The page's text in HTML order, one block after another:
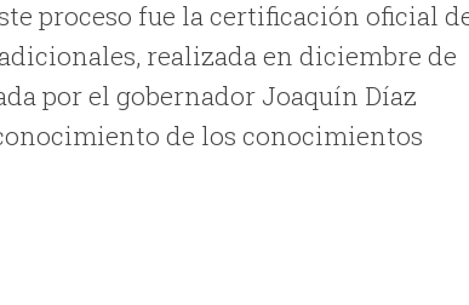
proceso fue la certificación oficial
realizada en diciembre de
por el gobernador Joaquín Díaz
de los conocimientos